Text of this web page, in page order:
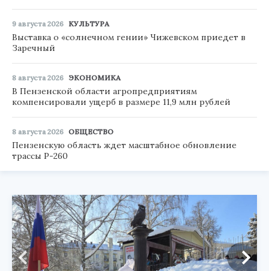
9 августа 2026 КУЛЬТУРА
Выставка о «солнечном гении» Чижевском приедет в
Заречный
8 августа 2026 ЭКОНОМИКА
В Пензенской области агропредприятиям
компенсировали ущерб в размере 11,9 млн рублей
8 августа 2026 ОБЩЕСТВО
Пензенскую область ждет масштабное обновление
трассы Р-260